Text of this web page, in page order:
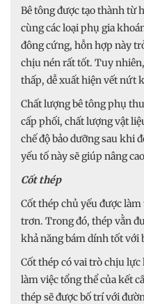
Bê tông được tạo thành từ
cùng các loại phụ gia
đông cứng, hỗn hợp này
chịu nén rất tốt. Tuy
thấp, dễ xuất hiện vết nứt
Chất lượng bê tông phụ
cấp phối, chất lượng vật
chế độ bảo dưỡng sau khi
yếu tố này sẽ giúp nâng
Cốt thép
Cốt thép chủ yếu được
trơn. Trong đó, thép vằn
khả năng bám dính tốt với
Cốt thép có vai trò chịu
làm việc tổng thể của kết
thép sẽ được bố trí với